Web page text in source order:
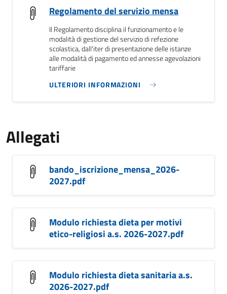
Regolamento del servizio mensa
Il Regolamento disciplina il funzionamento e le
modalità di gestione del servizio di refezione
scolastica, dall'iter di presentazione delle istanze
alle modalità di pagamento ed annesse agevolazioni
tariffarie
ULTERIORI INFORMAZIONI
Allegati
bando_iscrizione_mensa_2026-
2027.pdf
Modulo richiesta dieta per motivi
etico-religiosi a.s. 2026-2027.pdf
Modulo richiesta dieta sanitaria a.s.
2026-2027.pdf